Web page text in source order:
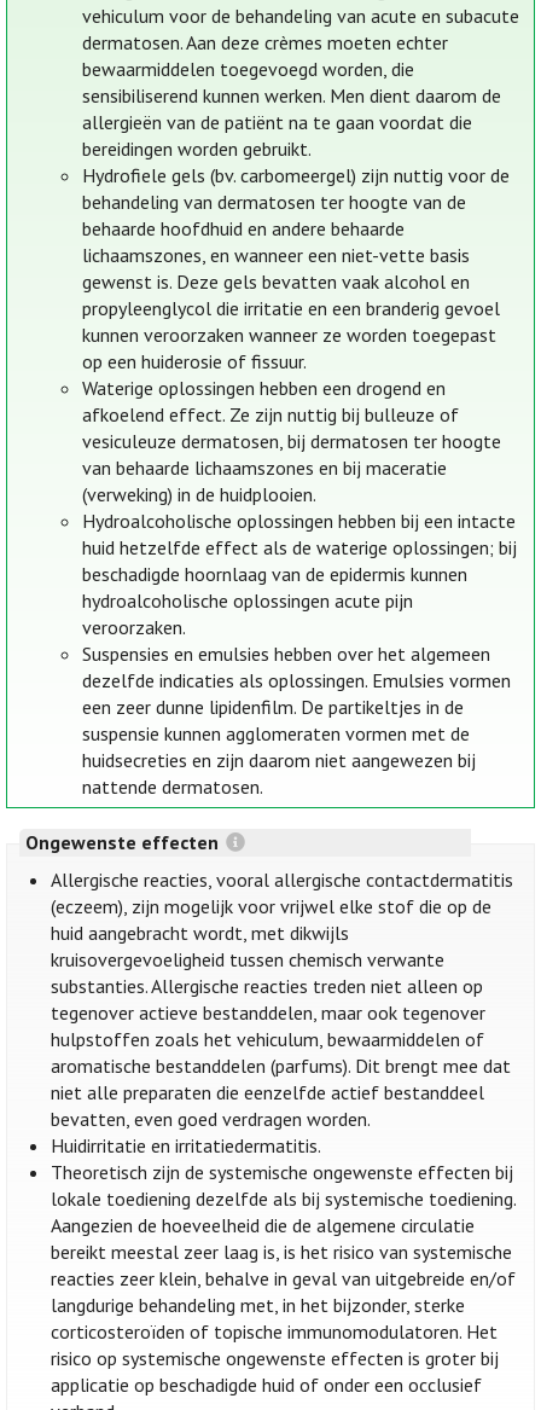
vehiculum voor de behandeling van acute en subacute
dermatosen. Aan deze crèmes moeten echter
bewaarmiddelen toegevoegd worden, die
sensibiliserend kunnen werken. Men dient daarom de
allergieën van de patiënt na te gaan voordat die
bereidingen worden gebruikt.
Hydrofiele gels (bv. carbomeergel) zijn nuttig voor de
behandeling van dermatosen ter hoogte van de
behaarde hoofdhuid en andere behaarde
lichaamszones, en wanneer een niet-vette basis
gewenst is. Deze gels bevatten vaak alcohol en
propyleenglycol die irritatie en een branderig gevoel
kunnen veroorzaken wanneer ze worden toegepast
op een huiderosie of fissuur.
Waterige oplossingen hebben een drogend en
afkoelend effect. Ze zijn nuttig bij bulleuze of
vesiculeuze dermatosen, bij dermatosen ter hoogte
van behaarde lichaamszones en bij maceratie
(verweking) in de huidplooien.
Hydroalcoholische oplossingen hebben bij een intacte
huid hetzelfde effect als de waterige oplossingen; bij
beschadigde hoornlaag van de epidermis kunnen
hydroalcoholische oplossingen acute pijn
veroorzaken.
Suspensies en emulsies hebben over het algemeen
dezelfde indicaties als oplossingen. Emulsies vormen
een zeer dunne lipidenfilm. De partikeltjes in de
suspensie kunnen agglomeraten vormen met de
huidsecreties en zijn daarom niet aangewezen bij
nattende dermatosen.
Ongewenste effecten
Allergische reacties, vooral allergische contactdermatitis
(eczeem), zijn mogelijk voor vrijwel elke stof die op de
huid aangebracht wordt, met dikwijls
kruisovergevoeligheid tussen chemisch verwante
substanties. Allergische reacties treden niet alleen op
tegenover actieve bestanddelen, maar ook tegenover
hulpstoffen zoals het vehiculum, bewaarmiddelen of
aromatische bestanddelen (parfums). Dit brengt mee dat
niet alle preparaten die eenzelfde actief bestanddeel
bevatten, even goed verdragen worden.
Huidirritatie en irritatiedermatitis.
Theoretisch zijn de systemische ongewenste effecten bij
lokale toediening dezelfde als bij systemische toediening.
Aangezien de hoeveelheid die de algemene circulatie
bereikt meestal zeer laag is, is het risico van systemische
reacties zeer klein, behalve in geval van uitgebreide en/of
langdurige behandeling met, in het bijzonder, sterke
corticosteroïden of topische immunomodulatoren. Het
risico op systemische ongewenste effecten is groter bij
applicatie op beschadigde huid of onder een occlusief